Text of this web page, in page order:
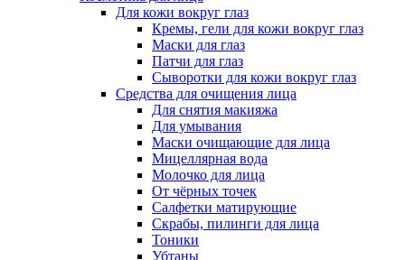
Для кожи вокруг глаз
Кремы, гели для кожи вокруг глаз
Маски для глаз
Патчи для глаз
Сыворотки для кожи вокруг глаз
Средства для очищения лица
Для снятия макияжа
Для умывания
Маски очищающие для лица
Мицеллярная вода
Молочко для лица
От чёрных точек
Салфетки матирующие
Скрабы, пилинги для лица
Тоники
Убтаны